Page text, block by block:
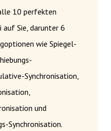
10 perfekten
auf Sie, darunter 6
wie Spiegel-
Synchronisation,
und
Synchronisation.